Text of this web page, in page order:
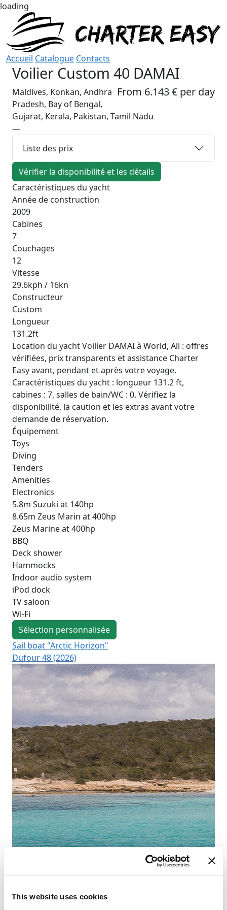
This website uses cookies
loading
Accueil Catalogue Contacts
Voilier Custom 40 DAMAI
From 6.143 € per day
Maldives, Konkan, Andhra
Pradesh, Bay of Bengal,
Gujarat, Kerala, Pakistan, Tamil Nadu
—
Liste des prix
Vérifier la disponibilité et les détails
Caractéristiques du yacht
Année de construction
2009
Cabines
7
Couchages
12
Vitesse
29.6kph / 16kn
Constructeur
Custom
Longueur
131.2ft
Location du yacht Voilier DAMAI à World, All : offres
vérifiées, prix transparents et assistance Charter
Easy avant, pendant et après votre voyage.
Caractéristiques du yacht : longueur 131.2 ft,
cabines : 7, salles de bain/WC : 0. Vérifiez la
disponibilité, la caution et les extras avant votre
demande de réservation.
Équipement
Toys
Diving
Tenders
Amenities
Electronics
5.8m Suzuki at 140hp
8.65m Zeus Marin at 400hp
Zeus Marine at 400hp
BBQ
Deck shower
Hammocks
Indoor audio system
iPod dock
TV saloon
Wi-Fi
Sélection personnalisée
Sail boat "Arctic Horizon"
Dufour 48 (2026)